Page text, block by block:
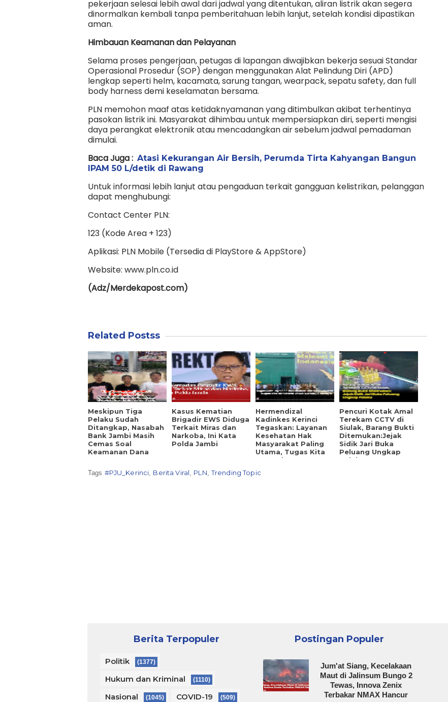
pekerjaan selesai lebih awal dari jadwal yang ditentukan, aliran listrik akan segera
dinormalkan kembali tanpa pemberitahuan lebih lanjut, setelah kondisi dipastikan
aman.
Himbauan Keamanan dan Pelayanan
Selama proses pengerjaan, petugas di lapangan diwajibkan bekerja sesuai Standar
Operasional Prosedur (SOP) dengan menggunakan Alat Pelindung Diri (APD)
lengkap seperti helm, kacamata, sarung tangan, wearpack, sepatu safety, dan full
body harness demi keselamatan bersama.
PLN memohon maaf atas ketidaknyamanan yang ditimbulkan akibat terhentinya
pasokan listrik ini. Masyarakat dihimbau untuk mempersiapkan diri, seperti mengisi
daya perangkat elektronik atau mencadangkan air sebelum jadwal pemadaman
dimulai.
Baca Juga : Atasi Kekurangan Air Bersih, Perumda Tirta Kahyangan Bangun
IPAM 50 L/detik di Rawang
Untuk informasi lebih lanjut atau pengaduan terkait gangguan kelistrikan, pelanggan
dapat menghubungi:
Contact Center PLN:
123 (Kode Area + 123)
Aplikasi: PLN Mobile (Tersedia di PlayStore & AppStore)
Website: www.pln.co.id
(Adz/Merdekapost.com)
Related Postss
Meskipun Tiga
Pelaku Sudah
Ditangkap, Nasabah
Bank Jambi Masih
Cemas Soal
Keamanan Dana
Kasus Kematian
Brigadir EWS Diduga
Terkait Miras dan
Narkoba, Ini Kata
Polda Jambi
Hermendizal
Kadinkes Kerinci
Tegaskan: Layanan
Kesehatan Hak
Masyarakat Paling
Utama, Tugas Kita
Berusaha
Mewujudkannya
Pencuri Kotak Amal
Terekam CCTV di
Siulak, Barang Bukti
Ditemukan:Jejak
Sidik Jari Buka
Peluang Ungkap
Pelaku
Tags #PJU_Kerinci, Berita Viral, PLN,Trending Topic
Berita Terpopuler
Politik (1377)
Hukum dan Kriminal (1110)
Nasional (1045) COVID-19 (509)
Postingan Populer
Jum'at Siang, Kecelakaan
Maut di Jalinsum Bungo 2
Tewas, Innova Zenix
Terbakar NMAX Hancur